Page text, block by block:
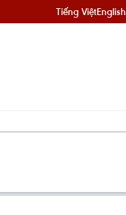
Tiếng ViệtEnglish